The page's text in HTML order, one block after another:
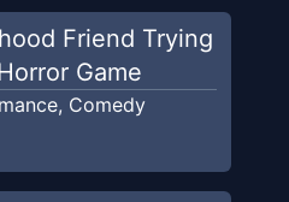
Friend Trying
Game
, Comedy